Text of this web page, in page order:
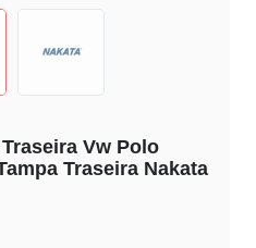
Vw Polo
Traseira Nakata